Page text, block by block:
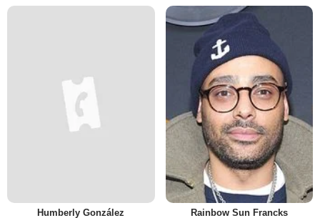
Humberly González Rainbow Sun Francks